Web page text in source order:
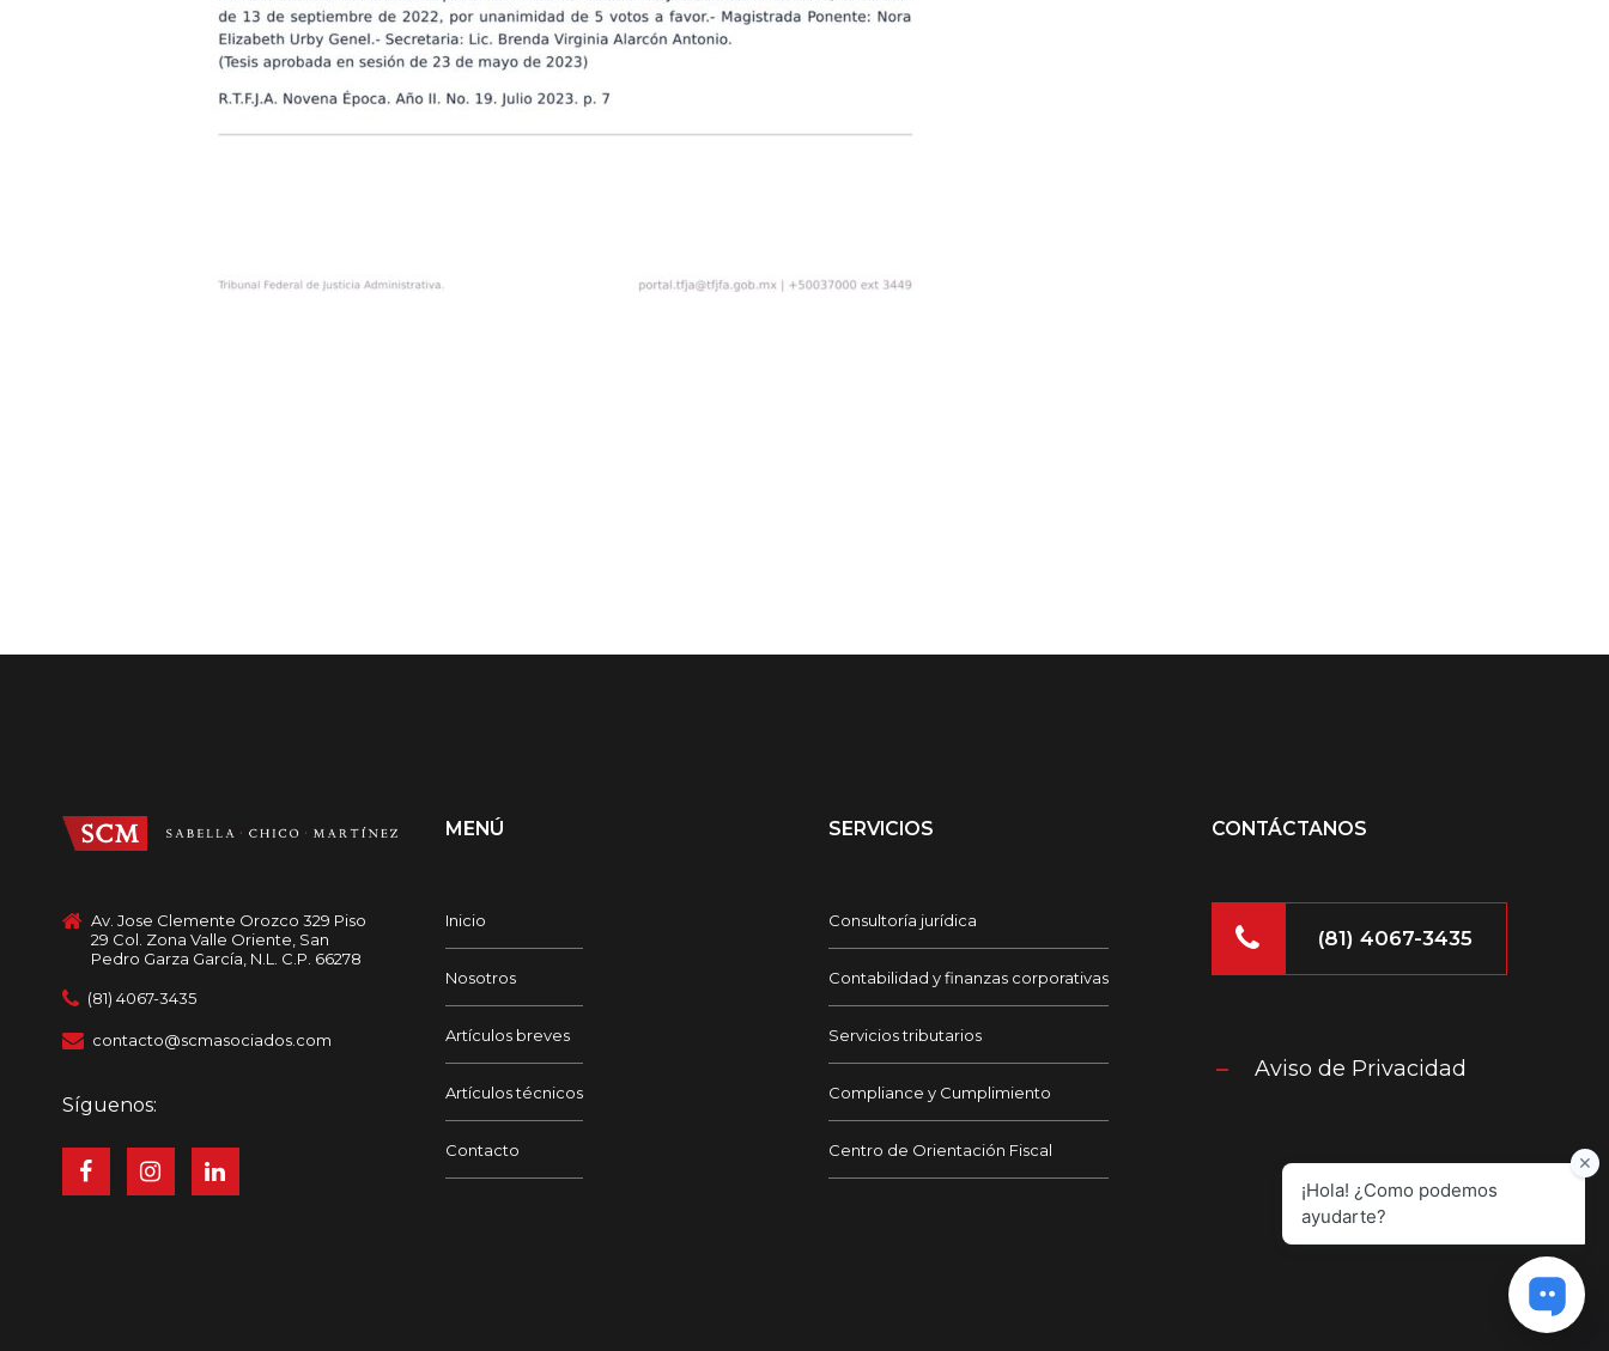
Av. Jose Clemente Orozco 329 Piso
29 Col. Zona Valle Oriente, San
Pedro Garza García, N.L. C.P. 66278
(81) 4067-3435
contacto@scmasociados.com
Síguenos:
MENÚ
Inicio
Nosotros
Artículos breves
Artículos técnicos
Contacto
SERVICIOS
Consultoría jurídica
Contabilidad y finanzas corporativas
Servicios tributarios
Compliance y Cumplimiento
Centro de Orientación Fiscal
CONTÁCTANOS
(81) 4067-3435
Aviso de Privacidad